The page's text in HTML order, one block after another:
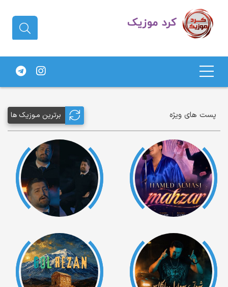
های کردی
پست های ویژه برترین مـوزیک ها